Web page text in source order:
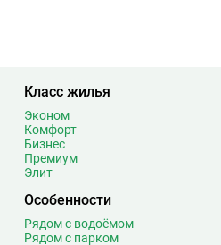
21
11
19
14
Класс жилья
Эконом
Комфорт
Бизнес
Премиум
Элит
Особенности
Рядом с водоёмом
Рядом с парком